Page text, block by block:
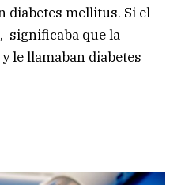
diabetes mellitus. Si el
significaba que la
le llamaban diabetes